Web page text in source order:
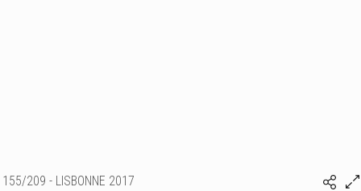
155/209 - LISBONNE 2017